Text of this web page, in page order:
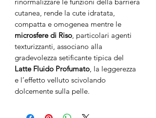
cutanea, rende la cute idratata,
compatta e omogenea mentre le
microsfere di Riso , particolari agenti
texturizzanti, associano alla
gradevolezza setificante tipica del
Latte Fluido Profumato , la leggerezza
e l’effetto velluto scivolando
dolcemente sulla pelle.